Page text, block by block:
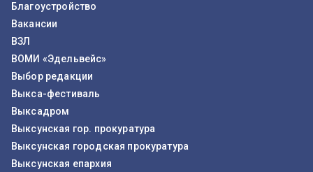
Благоустройство
Вакансии
ВЗЛ
ВОМИ «Эдельвейс»
Выбор редакции
Выкса-фестиваль
Выксадром
Выксунская гор. прокуратура
Выксунская городская прокуратура
Выксунская епархия